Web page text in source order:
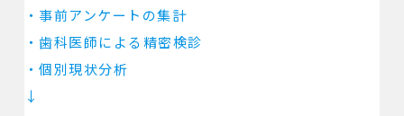
・事前アンケートの集計
・歯科医師による精密検診
・個別現状分析
↓